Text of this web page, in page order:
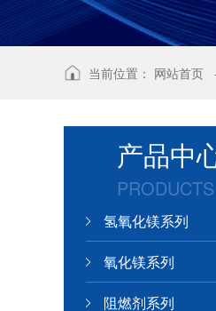
当前位置： 网站首页
产品中
氢氧化镁系列
氧化镁系列
阻燃剂系列